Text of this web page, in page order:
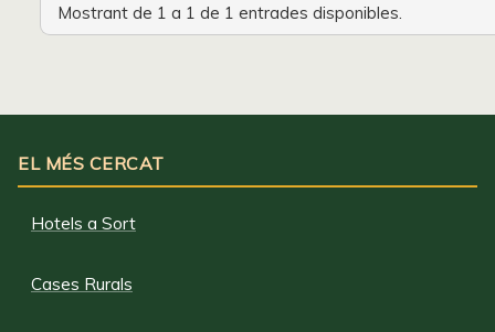
Mostrant de 1 a 1 de 1 entrades disponibles.
EL MÉS CERCAT
Hotels a Sort
Cases Rurals